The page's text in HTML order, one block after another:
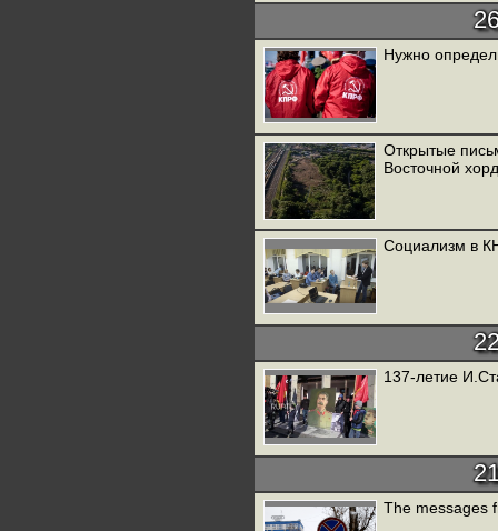
Нужно
Открытые
Восточной
Социализм в
137-летие
The messages